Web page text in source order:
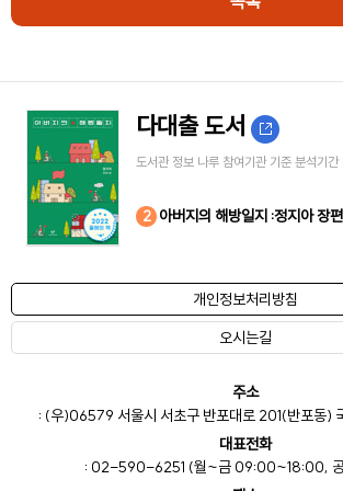
다대출 도서
도서관 정보 나루 참여기관 기준 분석기
1
2 아버지의 해방일지 :정지아 장
3
4
5
6
7
8
9
10
개인정보처리방침
오시는길
주소
: (우)06579 서울시 서초구 반포대로 201(반포동)
대표전화
: 02-590-6251 (월~금 09:00~18:00, 공